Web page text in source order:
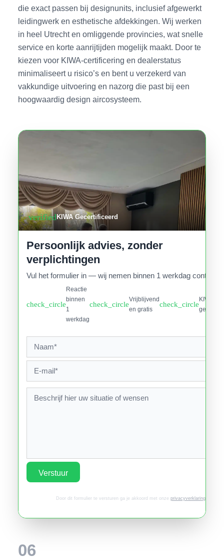
die exact passen bij designunits, inclusief afgewerkt
leidingwerk en esthetische afdekkingen. Wij werken
in heel Utrecht en omliggende provincies, wat snelle
service en korte aanrijtijden mogelijk maakt. Door te
kiezen voor KIWA-certificering en dealerstatus
minimaliseert u risico’s en bent u verzekerd van
vakkundige uitvoering en nazorg die past bij een
hoogwaardig design aircosysteem.
verifiedKIWA Gecertificeerd
Persoonlijk advies, zonder
verplichtingen
Vul het formulier in — wij nemen binnen 1 werkdag contact
check_circle
Reactie
binnen
1
werkdag
check_circle
Vrijblijvend
en gratis
check_circle
KIWA
Verstuur
Door dit formulier te versturen ga je akkoord met onze privacyverklaring.
06